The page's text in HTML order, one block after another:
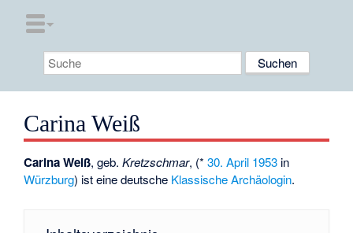
Carina Weiß
Carina Weiß, geb.Kretzschmar, (*30. April 1953 in
Würzburg) ist eine deutsche Klassische Archäologin.